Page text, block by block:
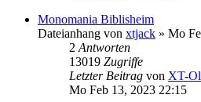
Monomania Biblisheim
Dateianhang von xtjack » Mo
2 Antworten
13019 Zugriffe
Letzter Beitrag von XT-
Mo Feb 13, 2023 22:15